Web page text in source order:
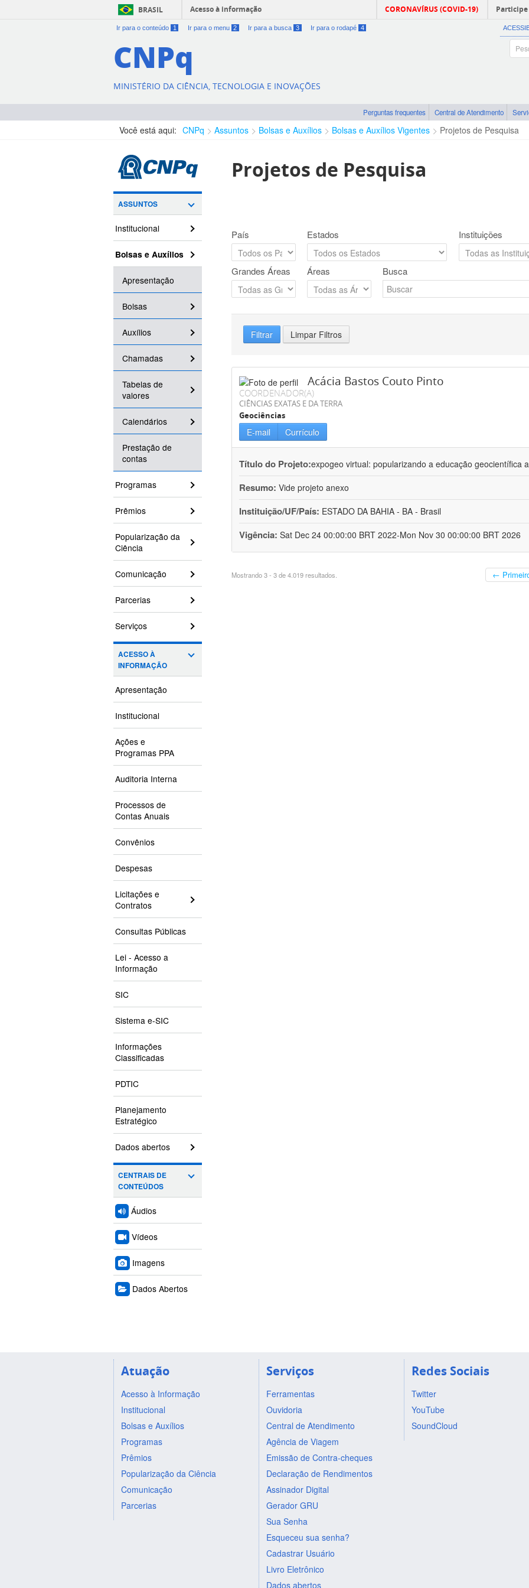
BRASIL Acesso à informação CORONAVÍRUS (COVID-19) Participe
Ir para o conteúdo 1 Ir para o menu 2 Ir para a busca 3 Ir para o rodapé 4
CNPq
MINISTÉRIO DA CIÊNCIA, TECNOLOGIA E INOVAÇÕES
Perguntas frequentes Central de Atendimento
Você está aqui: CNPq Assuntos Bolsas e Auxílios Bolsas e Auxílios Vigentes Projetos de Pesquisa
ASSUNTOS
Institucional
Bolsas e Auxílios
Apresentação
Bolsas
Auxílios
Chamadas
Tabelas de
valores
Calendários
Prestação de
contas
Programas
Prêmios
Popularização da
Ciência
Comunicação
Parcerias
Serviços
ACESSO À
INFORMAÇÃO
Apresentação
Institucional
Ações e
Programas PPA
Auditoria Interna
Processos de
Contas Anuais
Convênios
Despesas
Licitações e
Contratos
Consultas Públicas
Lei - Acesso a
Informação
SIC
Sistema e-SIC
Informações
Classificadas
PDTIC
Planejamento
Estratégico
Dados abertos
CENTRAIS DE
CONTEÚDOS
Áudios
Vídeos
Imagens
Dados Abertos
Projetos de Pesquisa
País Estados Instituições
Grandes Áreas Áreas Busca
Filtrar Limpar Filtros
Acácia Bastos Couto Pinto
COORDENADOR(A)
CIÊNCIAS EXATAS E DA TERRA
Geociências
E-mail Currículo
Título do Projeto:expogeo virtual: popularizando a educação geocientífica
Resumo: Vide projeto anexo
Instituição/UF/País: ESTADO DA BAHIA - BA - Brasil
Vigência: Sat Dec 24 00:00:00 BRT 2022-Mon Nov 30 00:00:00 BRT 2026
Mostrando 3 - 3 de 4.019 resultados. ←
Atuação
Acesso à Informação
Institucional
Bolsas e Auxílios
Programas
Prêmios
Popularização da Ciência
Comunicação
Parcerias
Serviços
Ferramentas
Ouvidoria
Central de Atendimento
Agência de Viagem
Emissão de Contra-cheques
Declaração de Rendimentos
Assinador Digital
Gerador GRU
Sua Senha
Esqueceu sua senha?
Cadastrar Usuário
Livro Eletrônico
Dados abertos
Redes Sociais
Twitter
YouTube
SoundCloud